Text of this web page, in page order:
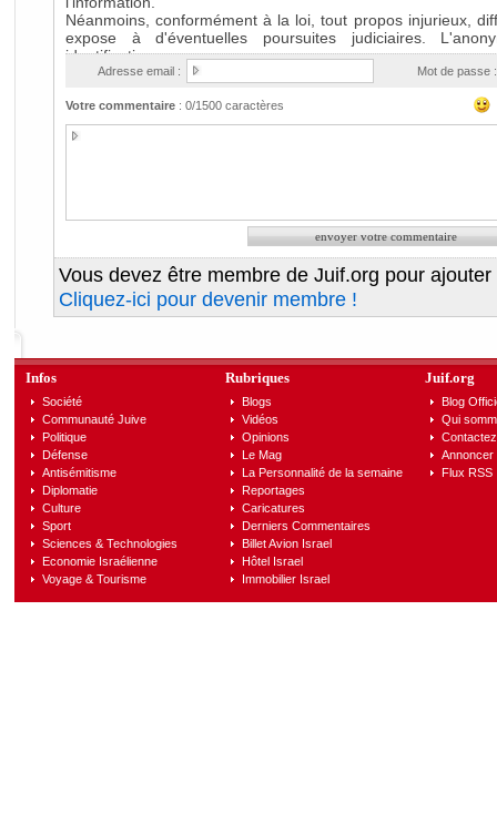
Adresse email : Mot de passe :
Votre commentaire: 0/1500 caractères
Vous devez être membre de Juif.org pour
Cliquez-ici pour devenir membre !
Infos
Société
Communauté Juive
Politique
Défense
Antisémitisme
Diplomatie
Culture
Sport
Sciences & Technologies
Economie Israélienne
Voyage & Tourisme
Rubriques
Blogs
Vidéos
Opinions
Le Mag
La Personnalité de la semaine
Reportages
Caricatures
Derniers Commentaires
Billet Avion Israel
Hôtel Israel
Immobilier Israel
Juif.org
Blog
Qui
Annoncer
Flux RSS